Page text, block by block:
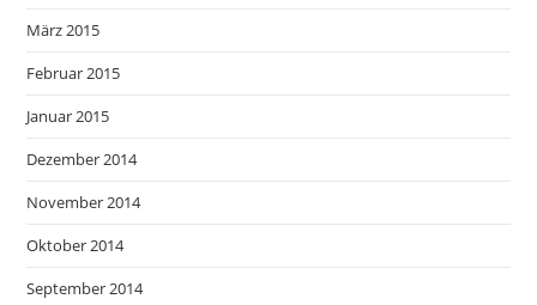
März 2015
Februar 2015
Januar 2015
Dezember 2014
November 2014
Oktober 2014
September 2014